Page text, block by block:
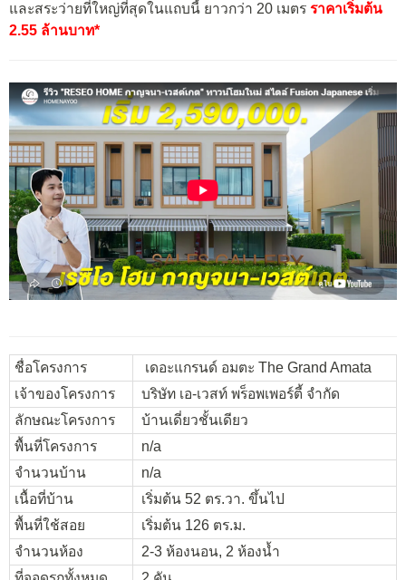
และสระว่ายที่ใหญ่ที่สุดในแถบนี้ ยาวกว่า 20 เมตร ราคาเริ่มต้น
2.55 ล้านบาท*
ชื่อโครงการ
เดอะแกรนด์ อมตะ The Grand Amata
เจ้าของโครงการ
บริษัท เอ-เวสท์ พร็อพเพอร์ตี้ จำกัด
ลักษณะโครงการ
บ้านเดี่ยวชั้นเดียว
พื้นที่โครงการ
n/a
จำนวนบ้าน
n/a
เนื้อที่บ้าน
เริ่มต้น 52 ตร.วา. ขึ้นไป
พื้นที่ใช้สอย
เริ่มต้น 126 ตร.ม.
จำนวนห้อง
2-3 ห้องนอน, 2 ห้องน้ำ